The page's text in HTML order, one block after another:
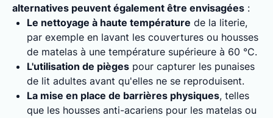
alternatives peuvent également être envisagées :
Le nettoyage à haute température de la literie,
par exemple en lavant les couvertures ou housses
de matelas à une température supérieure à 60 °C.
L'utilisation de pièges pour capturer les punaises
de lit adultes avant qu'elles ne se reproduisent.
La mise en place de barrières physiques, telles
que les housses anti-acariens pour les matelas ou